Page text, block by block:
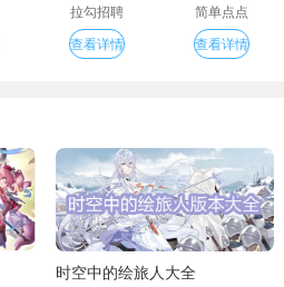
拉勾招聘
查看详情
简单点点
查看详情
时空中的绘旅人大全